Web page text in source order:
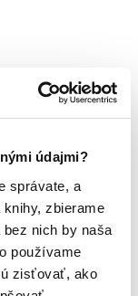
údajmi?
správate, a
zbierame
nich by naša
používame
zisťovať, ako